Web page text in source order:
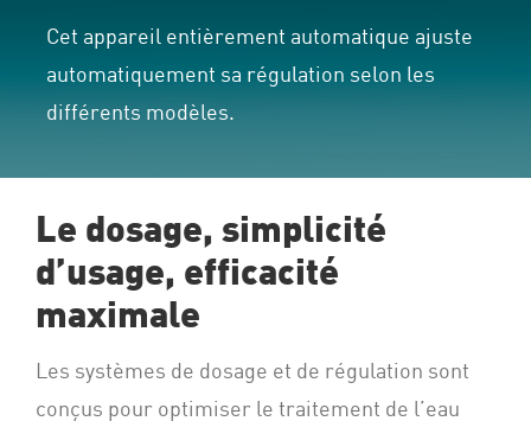
Cet appareil entièrement automatique ajuste
automatiquement sa régulation selon les
différents modèles.
Le dosage, simplicité
d’usage, efficacité
maximale
Les systèmes de dosage et de régulation sont
conçus pour optimiser le traitement de l’eau